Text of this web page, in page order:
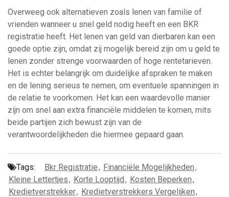
Overweeg ook alternatieven zoals lenen van familie of
vrienden wanneer u snel geld nodig heeft en een BKR
registratie heeft. Het lenen van geld van dierbaren kan een
goede optie zijn, omdat zij mogelijk bereid zijn om u geld te
lenen zonder strenge voorwaarden of hoge rentetarieven.
Het is echter belangrijk om duidelijke afspraken te maken
en de lening serieus te nemen, om eventuele spanningen in
de relatie te voorkomen. Het kan een waardevolle manier
zijn om snel aan extra financiële middelen te komen, mits
beide partijen zich bewust zijn van de
verantwoordelijkheden die hiermee gepaard gaan.
Tags: Bkr Registratie, Financiële Mogelijkheden,
Kleine Lettertjes, Korte Looptijd, Kosten Beperken,
Kredietverstrekker, Kredietverstrekkers Vergelijken,